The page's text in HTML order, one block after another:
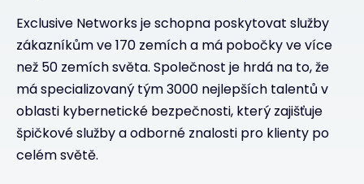
Exclusive Networks je schopna poskytovat služby
zákazníkům ve 170 zemích a má pobočky ve více
než 50 zemích světa. Společnost je hrdá na to, že
má specializovaný tým 3000 nejlepších talentů v
oblasti kybernetické bezpečnosti, který zajišťuje
špičkové služby a odborné znalosti pro klienty po
celém světě.